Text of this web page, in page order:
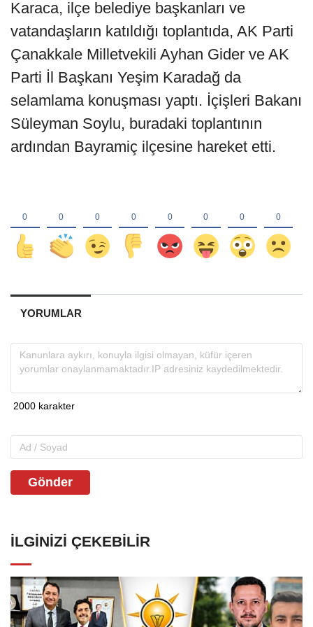
Karaca, ilçe belediye başkanları ve
vatandaşların katıldığı toplantıda, AK Parti
Çanakkale Milletvekili Ayhan Gider ve AK
Parti İl Başkanı Yeşim Karadağ da
selamlama konuşması yaptı. İçişleri Bakanı
Süleyman Soylu, buradaki toplantının
ardından Bayramiç ilçesine hareket etti.
YORUMLAR
Gönder
İLGINIZI ÇEKEBILIR